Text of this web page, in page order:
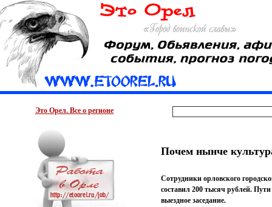
Это Орел. Все о регионе
Почем нынче
Сотрудники орловского
составил 200 тысяч рублей.
выездное заседание.